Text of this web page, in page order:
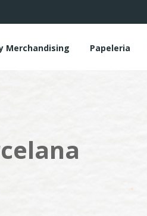
Merchandising Papeleria